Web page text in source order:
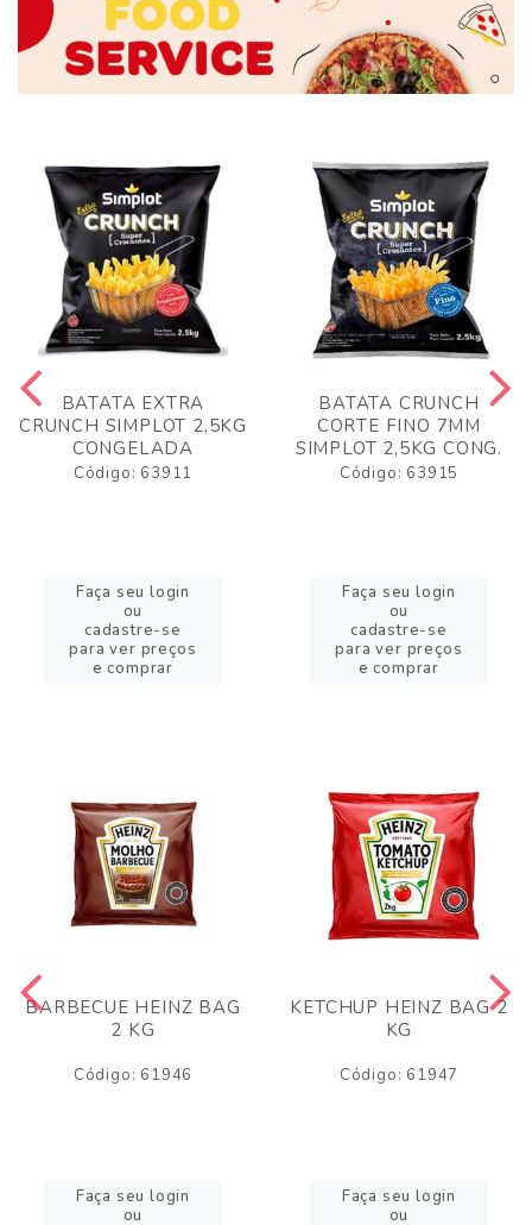
BATATA EXTRA
CRUNCH SIMPLOT 2,5KG
CONGELADA
Código: 63911
Faça seu login
ou
cadastre-se
para ver preços
e comprar
BATATA CRUNCH
CORTE FINO 7MM
SIMPLOT 2,5KG CONG.
Código: 63915
Faça seu login
ou
cadastre-se
para ver preços
e comprar
BARBECUE HEINZ BAG
2 KG
Código: 61946
Faça seu login
ou
KETCHUP HEINZ BAG 2
KG
Código: 61947
Faça seu login
ou